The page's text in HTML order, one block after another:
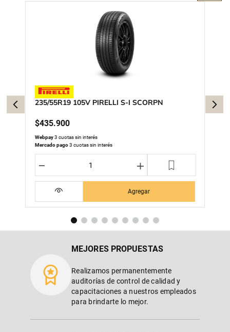
235/55R19 105V PIRELLI S-I SCORPN
$435.900
Webpay3 cuotas sin interés
Mercado pago3 cuotas sin interés
＋
－
Agregar
MEJORES PROPUESTAS
Realizamos permanentemente
auditorías de control de calidad y
capacitaciones a nuestros empleados
para brindarte lo mejor.